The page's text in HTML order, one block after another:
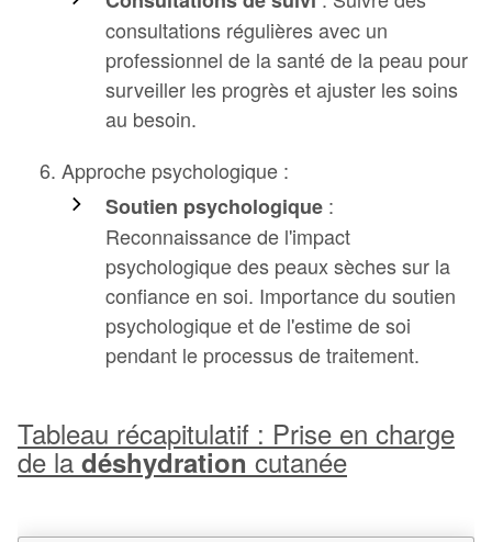
consultations régulières avec un
professionnel de la santé de la peau pour
surveiller les progrès et ajuster les soins
au besoin.
Approche psychologique :
Soutien psychologique :
Reconnaissance de l'impact
psychologique des peaux sèches sur la
confiance en soi. Importance du soutien
psychologique et de l'estime de soi
pendant le processus de traitement.
Tableau récapitulatif : Prise en charge
de ladéshydrationcutanée